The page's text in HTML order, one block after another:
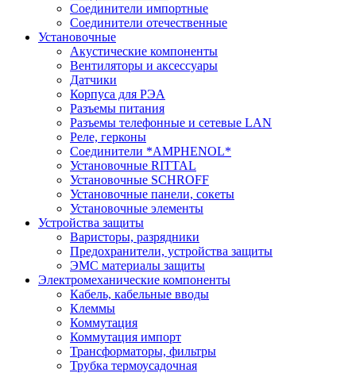
Соединители импортные
Соединители отечественные
Установочные
Акустические компоненты
Вентиляторы и аксессуары
Датчики
Корпуса для РЭА
Разъемы питания
Разъемы телефонные и сетевые LAN
Реле, герконы
Соединители *AMPHENOL*
Установочные RITTAL
Установочные SCHROFF
Установочные панели, сокеты
Установочные элементы
Устройства защиты
Варисторы, разрядники
Предохранители, устройства защиты
ЭМС материалы защиты
Электромеханические компоненты
Кабель, кабельные вводы
Клеммы
Коммутация
Коммутация импорт
Трансформаторы, фильтры
Трубка термоусадочная